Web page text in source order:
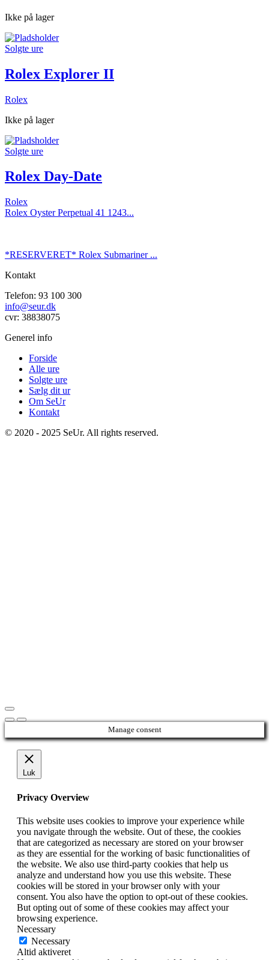
Ikke på lager
Solgte ure
Rolex Explorer II
Rolex
Ikke på lager
Solgte ure
Rolex Day-Date
Rolex
Rolex Oyster Perpetual 41 1243...
*RESERVERET* Rolex Submariner ...
Kontakt
Telefon: 93 100 300
info@seur.dk
cvr: 38838075
Generel info
Forside
Alle ure
Solgte ure
Sælg dit ur
Om SeUr
Kontakt
© 2020 - 2025 SeUr. All rights reserved.
Manage consent
Luk
Privacy Overview
This website uses cookies to improve your experience while
you navigate through the website. Out of these, the cookies
that are categorized as necessary are stored on your browser
as they are essential for the working of basic functionalities of
the website. We also use third-party cookies that help us
analyze and understand how you use this website. These
cookies will be stored in your browser only with your
consent. You also have the option to opt-out of these cookies.
But opting out of some of these cookies may affect your
browsing experience.
Necessary
Necessary
Altid aktiveret